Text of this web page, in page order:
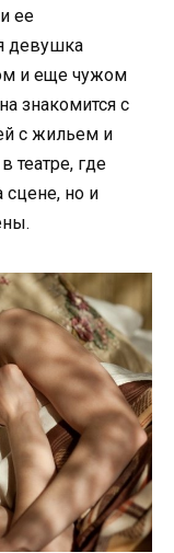
ее
девушка
и еще чужом
знакомится с
с жильем и
театре, где
сцене, но и